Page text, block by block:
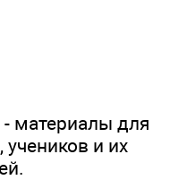
материалы для
учеников и их